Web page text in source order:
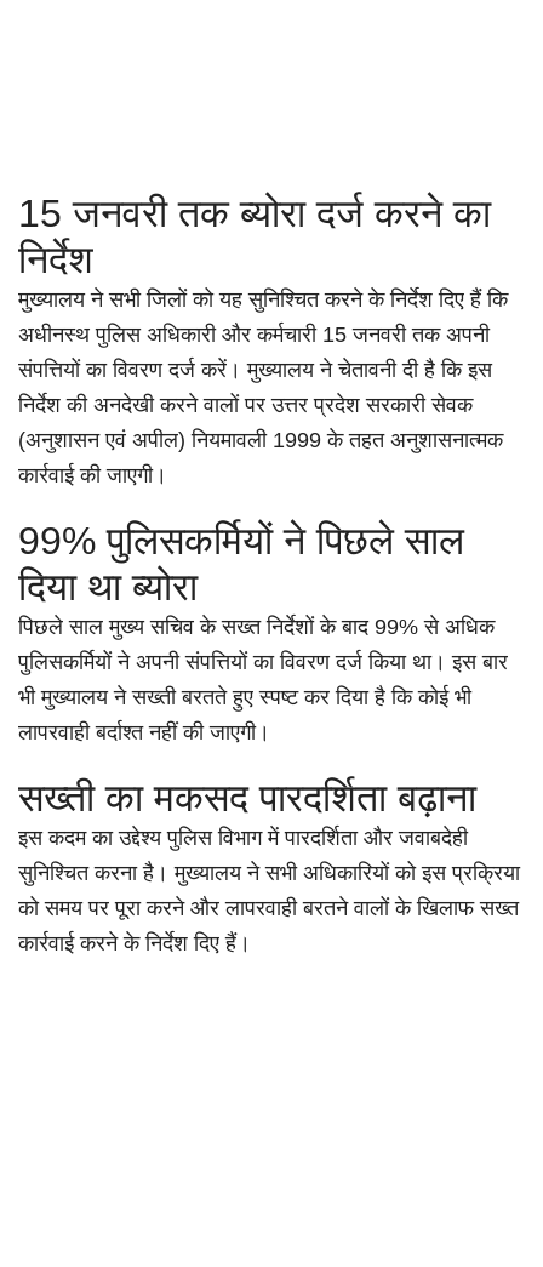
15 जनवरी तक ब्योरा दर्ज करने का
निर्देश
मुख्यालय ने सभी जिलों को यह सुनिश्चित करने के निर्देश दिए हैं कि
अधीनस्थ पुलिस अधिकारी और कर्मचारी 15 जनवरी तक अपनी
संपत्तियों का विवरण दर्ज करें। मुख्यालय ने चेतावनी दी है कि इस
निर्देश की अनदेखी करने वालों पर उत्तर प्रदेश सरकारी सेवक
(अनुशासन एवं अपील) नियमावली 1999 के तहत अनुशासनात्मक
कार्रवाई की जाएगी।
99% पुलिसकर्मियों ने पिछले साल
दिया था ब्योरा
पिछले साल मुख्य सचिव के सख्त निर्देशों के बाद 99% से अधिक
पुलिसकर्मियों ने अपनी संपत्तियों का विवरण दर्ज किया था। इस बार
भी मुख्यालय ने सख्ती बरतते हुए स्पष्ट कर दिया है कि कोई भी
लापरवाही बर्दाश्त नहीं की जाएगी।
सख्ती का मकसद पारदर्शिता बढ़ाना
इस कदम का उद्देश्य पुलिस विभाग में पारदर्शिता और जवाबदेही
सुनिश्चित करना है। मुख्यालय ने सभी अधिकारियों को इस प्रक्रिया
को समय पर पूरा करने और लापरवाही बरतने वालों के खिलाफ सख्त
कार्रवाई करने के निर्देश दिए हैं।